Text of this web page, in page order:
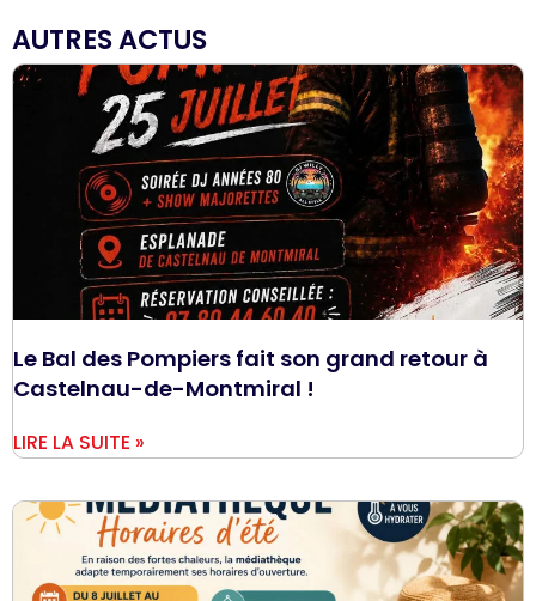
AUTRES ACTUS
Le Bal des Pompiers fait son grand retour à
Castelnau-de-Montmiral !
LIRE LA SUITE »